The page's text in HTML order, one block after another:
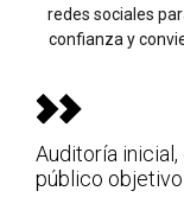
redes sociales
confianza y
Auditoría
público objetivo